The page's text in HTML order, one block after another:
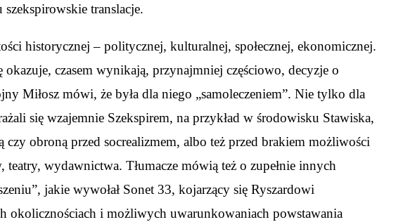
translacje.
historycznej – politycznej, kulturalnej, społecznej, ekonomicznej.
czasem wynikają, przynajmniej częściowo, decyzje o
Miłosz mówi, że była dla niego „samoleczeniem”. Nie tylko dla
się wzajemnie Szekspirem, na przykład w środowisku Stawiska,
czy obroną przed socrealizmem, albo też przed brakiem możliwości
wydawnictwa. Tłumacze mówią też o zupełnie innych
jakie wywołał Sonet 33, kojarzący się Ryszardowi
okolicznościach i możliwych uwarunkowaniach powstawania